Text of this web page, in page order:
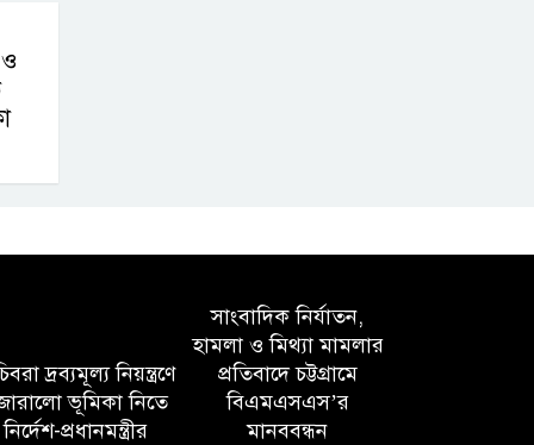
দ্রব্যমূল্য নিয়ন্ত্রণে
ভূমিকা নিতে
নির্দেশ-প্রধানমন্ত্রীর
সাংবাদিক নির্যাতন,
হামলা ও মিথ্যা মামলার
প্রতিবাদে চট্টগ্রামে
বিএমএসএস’র
মানববন্ধন